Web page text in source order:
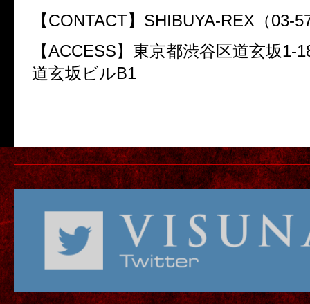
【CONTACT】SHIBUYA-REX（03-
【ACCESS】東京都渋谷区道玄坂1-
道玄坂ビルB1